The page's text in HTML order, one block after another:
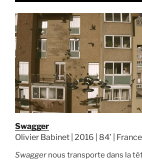
Swagger
Olivier Babinet | 2016 | 84’ | France
Swagger nous transporte dans la